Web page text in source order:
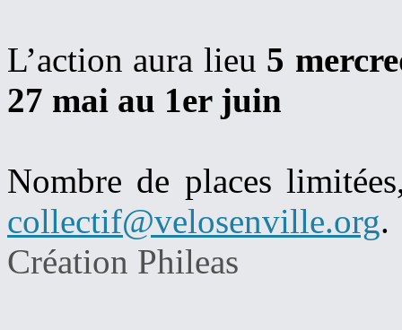
L’action aura lieu 5
27 mai au 1er juin
Nombre de places
collectif@velosenville.org.
Création Phileas